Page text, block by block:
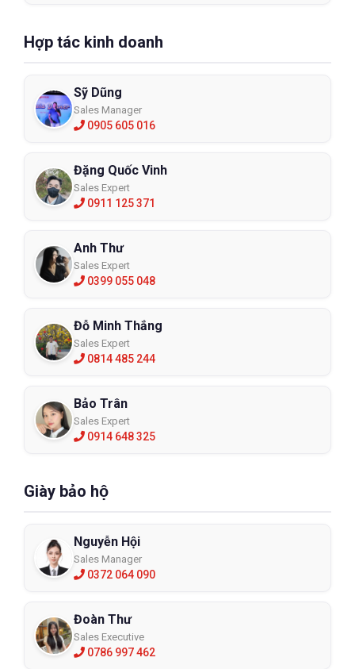
Hợp tác kinh doanh
Sỹ Dũng
Sales Manager
0905 605 016
Đặng Quốc Vinh
Sales Expert
0911 125 371
Anh Thư
Sales Expert
0399 055 048
Đỗ Minh Thắng
Sales Expert
0814 485 244
Bảo Trân
Sales Expert
0914 648 325
Giày bảo hộ
Nguyễn Hội
Sales Manager
0372 064 090
Đoàn Thư
Sales Executive
0786 997 462